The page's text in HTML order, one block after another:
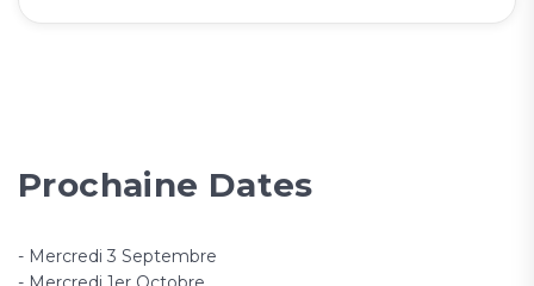
Prochaine Dates
- Mercredi 3 Septembre